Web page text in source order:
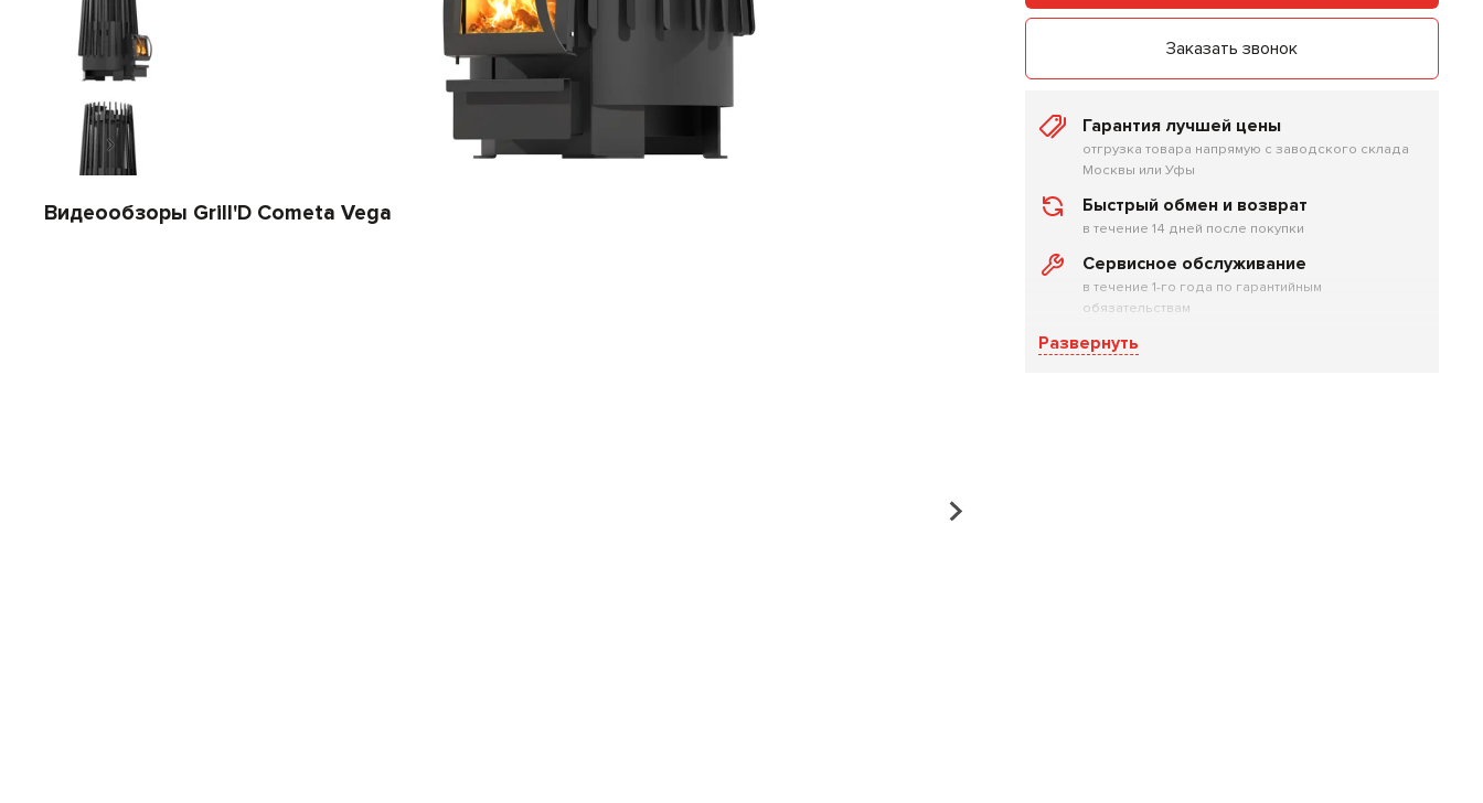
Видеообзоры Grill'D Cometa Vega
Заказать звонок
Гарантия лучшей цены
отгрузка товара напрямую с заводского склада
Москвы или Уфы
Быстрый обмен и возврат
в течение 14 дней после покупки
Сервисное обслуживание
в течение 1-го года по гарантийным
обязательствам
Развернуть